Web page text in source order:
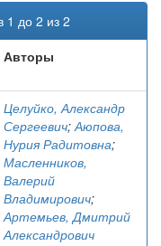
1 до 2 из 2
Авторы
Целуйко, Александр
Сергеевич;Аюпова,
Нурия Радитовна;
Масленников,
Валерий
Владимирович;
Артемьев, Дмитрий
Александрович